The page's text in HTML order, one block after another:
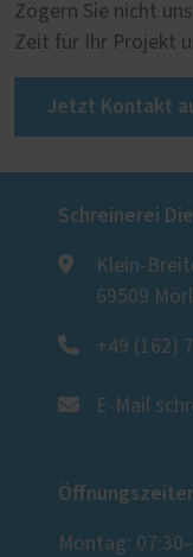
Zögern Sie nicht
Zeit für Ihr Projekt
Jetzt Kontakt
Schreinerei
Klein-
69509
+49 (162)
E-Mail
Montag: